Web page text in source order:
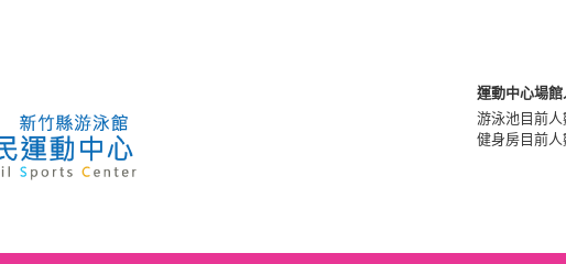
運動中心場
游泳池目前人
健身房目前人